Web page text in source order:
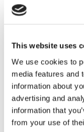
This website uses
We use cookies to
media features and
information about
advertising and
information that
from your use of
Go to Stal
Koeborstel
Ambic
Minimelkers
stalartikelen
Skelex
Home
Stal
Ambic onderdelen